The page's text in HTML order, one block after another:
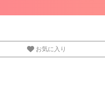
お気に入り